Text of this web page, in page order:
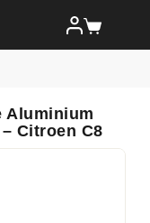
Aluminium
Citroen C8